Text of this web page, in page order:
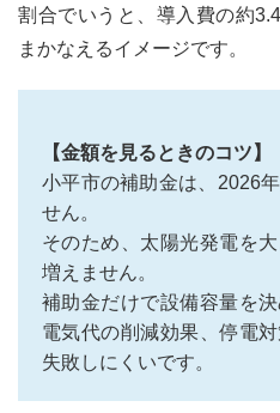
市の
光発
助金
をし
っか
り受
け取
るに
は
割合でいうと、導入費の約
まかなえるイメージです。
【金額を見るときのコツ】
小平市の補助金は、2026
せん。
そのため、太陽光発電を
増えません。
補助金だけで設備容量を
電気代の削減効果、停電
失敗しにくいです。